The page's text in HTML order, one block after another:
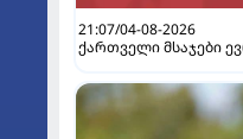
21:07/04-08-2026
ქართველი მსაჯები